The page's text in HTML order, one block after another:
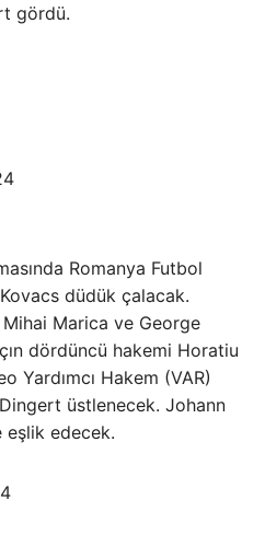
gördü.
Romanya Futbol
düdük çalacak.
Mihai Marica ve George
dördüncü hakemi Horatiu
Yardımcı Hakem (VAR)
üstlenecek. Johann
eşlik edecek.